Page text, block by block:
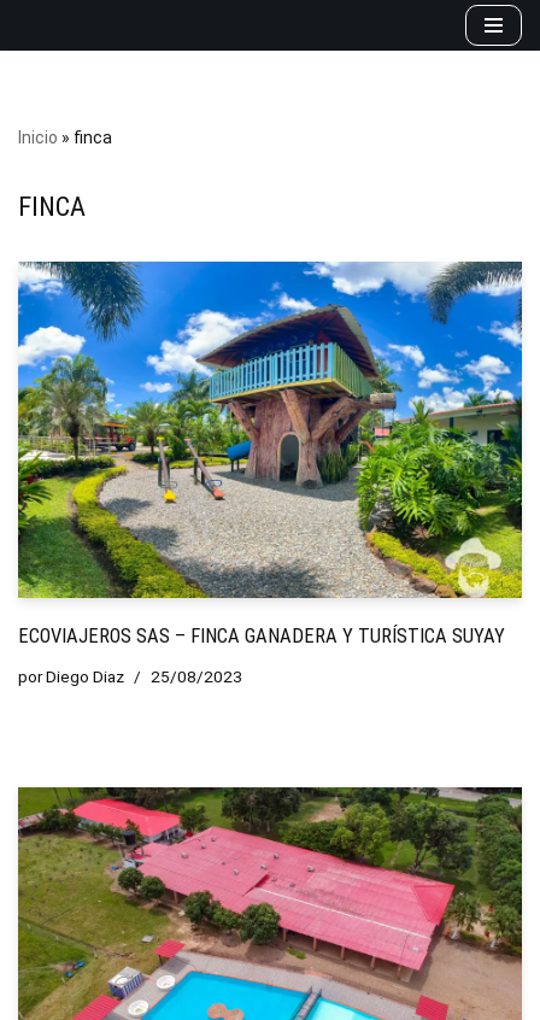
Inicio » finca
FINCA
ECOVIAJEROS SAS – FINCA GANADERA Y TURÍSTICA SUYAY
porDiego Diaz 25/08/2023